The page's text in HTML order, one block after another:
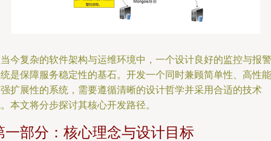
今复杂的软件架构与运维环境中，一个设计良好的监控与报警
是保障服务稳定性的基石。开发一个同时兼顾简单性、高性能
扩展性的系统，需要遵循清晰的设计哲学并采用合适的技术
本文将分步探讨其核心开发路径。
一部分：核心理念与设计目标